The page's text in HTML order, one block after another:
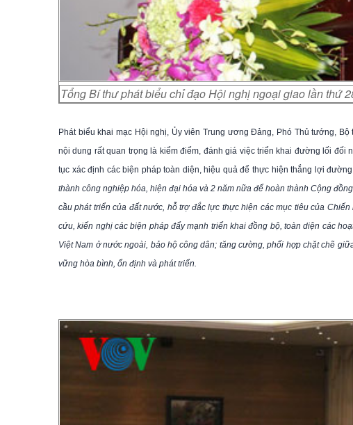
Tổng Bí thư phát biểu chỉ đạo Hội nghị ngoại giao lần thứ
Phát biểu khai mạc Hội nghị, Ủy viên Trung ương Đảng, Phó Thủ tướng,
nội dung rất quan trọng là kiểm điểm, đánh giá việc triển khai đường lối
tục xác định các biện pháp toàn diện, hiệu quả để thực hiện thắng lợi
thành công nghiệp hóa, hiện đại hóa và 2 năm nữa để hoàn thành Cộng
cầu phát triển của đất nước, hỗ trợ đắc lực thực hiện các mục tiêu của
cứu, kiến nghị các biện pháp đẩy mạnh triển khai đồng bộ, toàn diện các
Việt Nam ở nước ngoài, bảo hộ công dân; tăng cường, phối hợp chặt chẽ
vững hòa bình, ổn định và phát triển.